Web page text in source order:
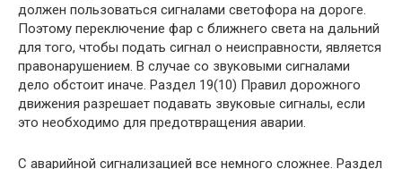
должен пользоваться сигналами светофора на дороге.
Поэтому переключение фар с ближнего света на дальний
для того, чтобы подать сигнал о неисправности, является
правонарушением. В случае со звуковыми сигналами
дело обстоит иначе. Раздел 19(10) Правил дорожного
движения разрешает подавать звуковые сигналы, если
это необходимо для предотвращения аварии.
С аварийной сигнализацией все немного сложнее. Раздел